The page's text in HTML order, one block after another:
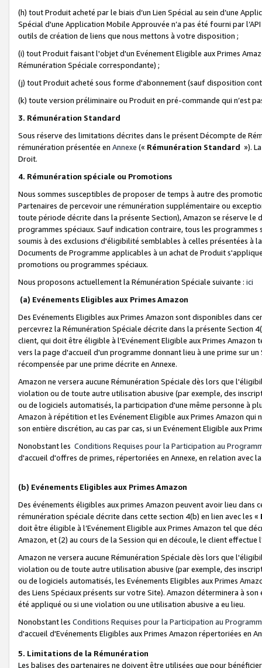
(h) tout Produit acheté par le biais d’un Lien Spécial au sein d’une
Spécial d'une Application Mobile Approuvée n’a pas été fourni par
outils de création de liens que nous mettons à votre disposition ;
(i) tout Produit faisant l'objet d'un Evénement Eligible aux Primes
Rémunération Spéciale correspondante) ;
(j) tout Produit acheté sous forme d'abonnement (sauf disposition
(k) toute version préliminaire ou Produit en pré-commande qui n’est
3. Rémunération Standard
Sous réserve des limitations décrites dans le présent Décompte de
rémunération présentée en Annexe (« Rémunération Standard »).
Droit.
4. Rémunération spéciale ou Promotions
Nous sommes susceptibles de proposer de temps à autre des
Partenaires de percevoir une rémunération supplémentaire ou
toute période décrite dans la présente Section), Amazon se réserve
programmes spéciaux. Sauf indication contraire, tous les
soumis à des exclusions d'éligibilité semblables à celles présentées à
Documents de Programme applicables à un achat de Produit
promotions ou programmes spéciaux.
Nous proposons actuellement la Rémunération Spéciale suivante : ici
(a) Evénements Eligibles aux Primes Amazon
Des Evénements Eligibles aux Primes Amazon sont disponibles dans
percevrez la Rémunération Spéciale décrite dans la présente Section
client, qui doit être éligible à l'Evénement Eligible aux Primes Amazon
vers la page d'accueil d'un programme donnant lieu à une prime sur
récompensée par une prime décrite en Annexe.
Amazon ne versera aucune Rémunération Spéciale dès lors que
violation ou de toute autre utilisation abusive (par exemple, des
ou de logiciels automatisés, la participation d'une même personne à
Amazon à répétition et les Evénement Eligible aux Primes Amazon qui
son entière discrétion, au cas par cas, si un Evénement Eligible aux
Nonobstant les Conditions Requises pour la Participation au
d'accueil d'offres de primes, répertoriées en Annexe, en relation avec
(b) Evénements Eligibles aux Primes Amazon
Des événements éligibles aux primes Amazon peuvent avoir lieu dans
rémunération spéciale décrite dans cette section 4(b) en lien avec les «
doit être éligible à l’Evénement Eligible aux Primes Amazon tel que
Amazon, et (2) au cours de la Session qui en découle, le client
Amazon ne versera aucune Rémunération Spéciale dès lors que
violation ou de toute autre utilisation abusive (par exemple, des
ou de logiciels automatisés, les Evénements Eligibles aux Primes
des Liens Spéciaux présents sur votre Site). Amazon déterminera à
été appliqué ou si une violation ou une utilisation abusive a eu lieu.
Nonobstant les Conditions Requises pour la Participation au
d'accueil d'Evénements Eligibles aux Primes Amazon répertoriées en
5. Limitations de la Rémunération
Les balises des partenaires ne doivent être utilisées que pour